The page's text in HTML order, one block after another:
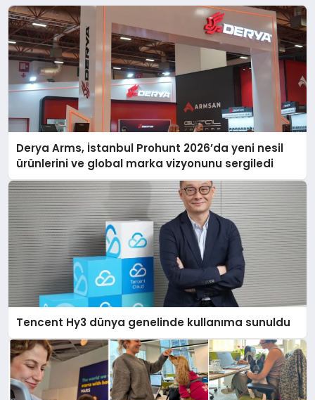
Derya Arms, İstanbul Prohunt 2026’da yeni nesil
ürünlerini ve global marka vizyonunu sergiledi
Tencent Hy3 dünya genelinde kullanıma sunuldu